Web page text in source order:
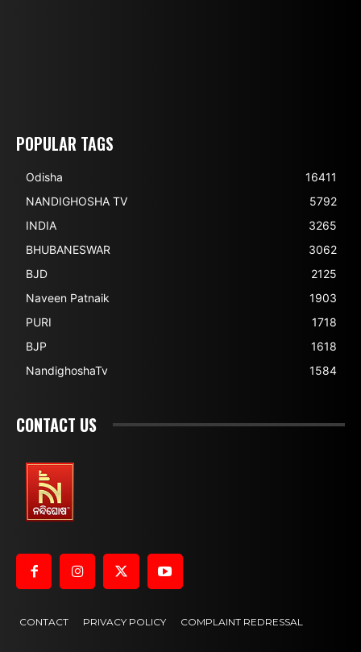
POPULAR TAGS
Odisha
16411
NANDIGHOSHA TV
5792
INDIA
3265
BHUBANESWAR
3062
BJD
2125
Naveen Patnaik
1903
PURI
1718
BJP
1618
NandighoshaTv
1584
CONTACT US
CONTACT PRIVACY POLICY COMPLAINT REDRESSAL